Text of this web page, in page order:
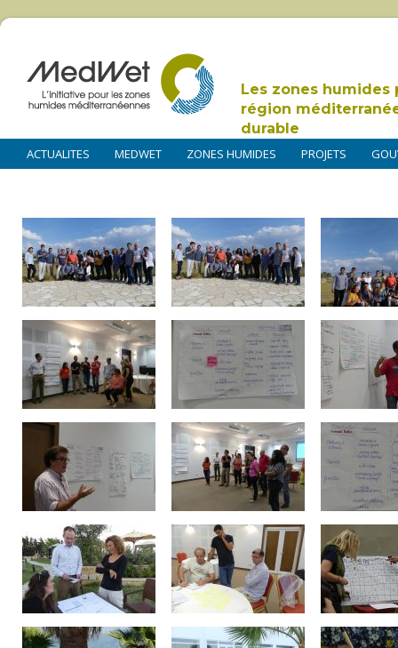
Les zones humides
région
durable
ACTUALITES MEDWET ZONES HUMIDES PROJETS